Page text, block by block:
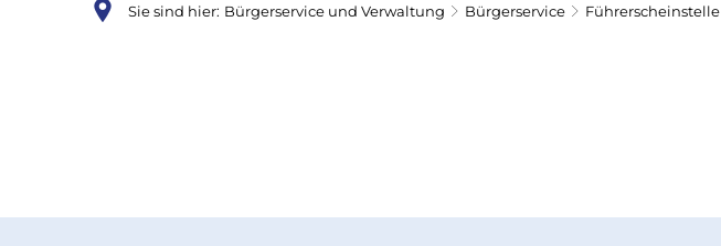
Sie sind hier: Bürgerservice und Verwaltung Bürgerservice Führerscheinstelle